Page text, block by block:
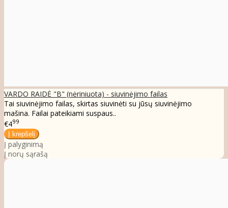
VARDO RAIDĖ "B" (nėriniuota) - siuvinėjimo failas
Tai siuvinėjimo failas, skirtas siuvinėti su jūsų siuvinėjimo
mašina. Failai pateikiami suspaus..
€499
Į palyginimą
Į norų sąrašą